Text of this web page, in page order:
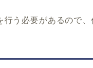
行う必要があるので